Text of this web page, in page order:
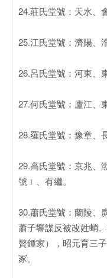
24.莊氏堂號：天水、
25.江氏堂號：濟陽、
26.呂氏堂號：河東、
27.何氏堂號：廬江、
28.羅氏堂號：豫章、
29.高氏堂號：京兆、
號﹞、有繼。
30.蕭氏堂號：蘭陵、
蕭子響謀反被改姓蛸
贅鍾家），昭元育三
冢。